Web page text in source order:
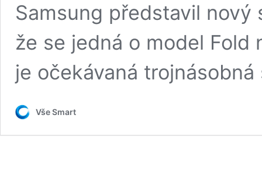
Samsung představil
že se jedná o model Fold
je očekávaná trojnásobná
Vše Smart